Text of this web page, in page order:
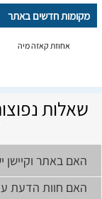
מקומות חדשים באתר
אחוזת קאזה מיה
שאלות
האם באתר וקיישן
האם חוות הדעת